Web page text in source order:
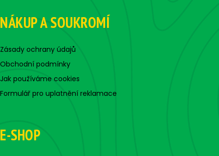
NÁKUP A SOUKROMÍ
Zásady ochrany údajů
Obchodní podmínky
Jak používáme cookies
Formulář pro uplatnění reklamace
E-SHOP